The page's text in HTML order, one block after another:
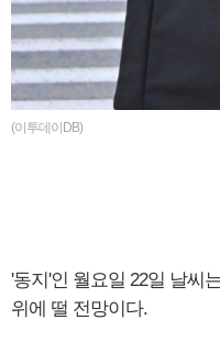
(이투데이DB)
'동지'인 월요일 22일 날씨
위에 떨 전망이다.